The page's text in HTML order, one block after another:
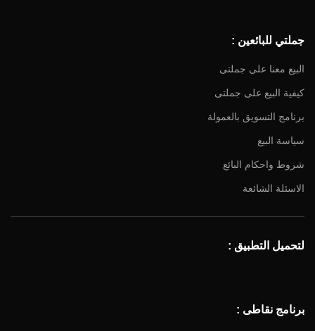
جملتي للبائعين :
البيع معنا على جملتى
كيفية البيع على جملتى
برنامج التسويق بالعمولة
سياسة البيع
شروط واحكام البائع
الاسئلة الشائعة
لتحميل التطبيق :
برنامج نقاطى :